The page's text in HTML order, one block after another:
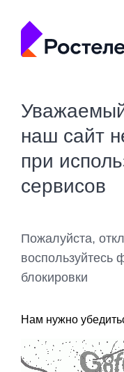
наш сайт
при
сервисов
Пожалуйста,
воспользуйтесь
блокировки
Нам нужно